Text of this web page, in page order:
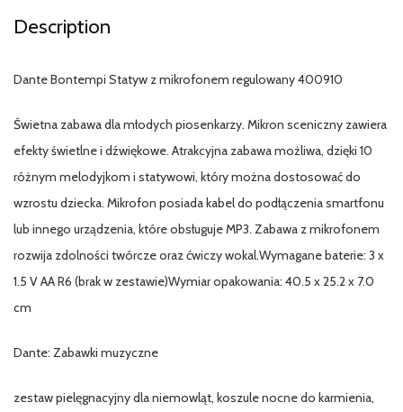
Description
Dante Bontempi Statyw z mikrofonem regulowany 400910
Świetna zabawa dla młodych piosenkarzy. Mikron sceniczny zawiera
efekty świetlne i dźwiękowe. Atrakcyjna zabawa możliwa, dzięki 10
różnym melodyjkom i statywowi, który można dostosować do
wzrostu dziecka. Mikrofon posiada kabel do podłączenia smartfonu
lub innego urządzenia, które obsługuje MP3. Zabawa z mikrofonem
rozwija zdolności twórcze oraz ćwiczy wokal.Wymagane baterie: 3 x
1.5 V AA R6 (brak w zestawie)Wymiar opakowania: 40.5 x 25.2 x 7.0
cm
Dante: Zabawki muzyczne
zestaw pielęgnacyjny dla niemowląt, koszule nocne do karmienia,